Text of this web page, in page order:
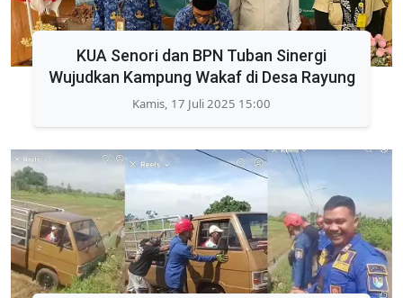
KUA Senori dan BPN Tuban Sinergi
Wujudkan Kampung Wakaf di Desa Rayung
Kamis, 17 Juli 2025 15:00